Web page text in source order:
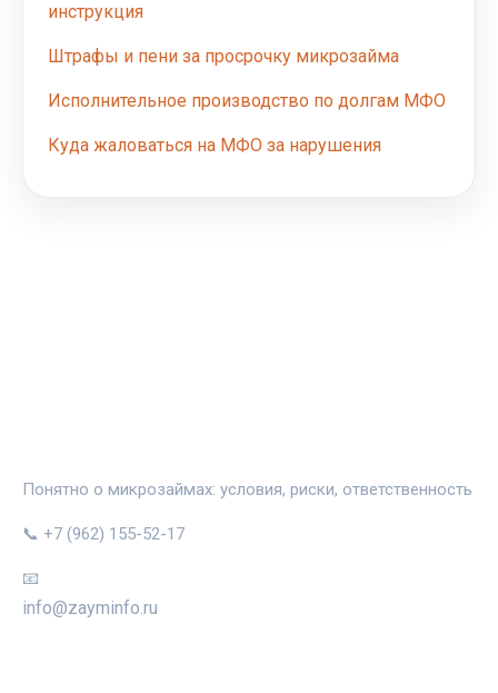
инструкция
Штрафы и пени за просрочку микрозайма
Исполнительное производство по долгам МФО
Куда жаловаться на МФО за нарушения
Понятно о микрозаймах: условия, риски, ответственность
📞 +7 (962) 155-52-17
📧
info@zayminfo.ru